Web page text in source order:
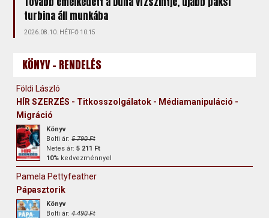
turbina áll munkába
2026.08.10. HÉTFŐ 10:15
KÖNYV - RENDELÉS
Földi László
HÍR SZERZÉS - Titkosszolgálatok - Médiamanipuláció -
Migráció
Könyv
Bolti ár:5 790 Ft
Netes ár:5 211 Ft
10% kedvezménnyel
Pamela Pettyfeather
Pápasztorik
Könyv
Bolti ár:4 490 Ft